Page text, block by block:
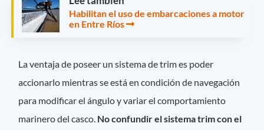
Habilitan el uso de embarcaciones a motor
en Entre Ríos
La ventaja de poseer un sistema de trim es poder
accionarlo mientras se está en condición de navegación
para modificar el ángulo y variar el comportamiento
marinero del casco. No confundir el sistema trim con el